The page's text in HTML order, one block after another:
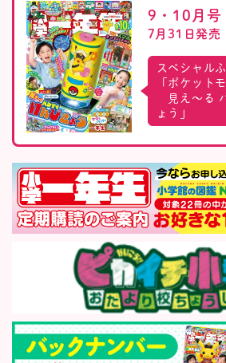
9・10月号
7月31日発売
スペシャル
「ポケット
見え〜る
ょう」